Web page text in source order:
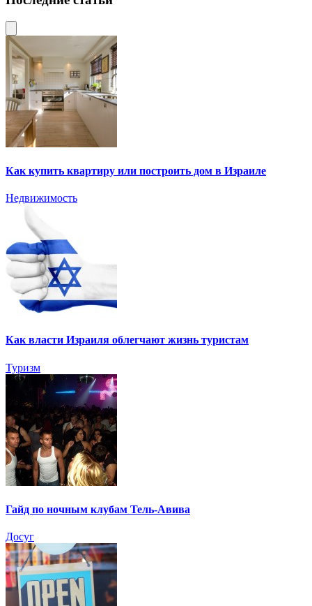
Как купить квартиру или построить дом в Израиле
Недвижимость
Как власти Израиля облегчают жизнь туристам
Туризм
Гайд по ночным клубам Тель-Авива
Досуг